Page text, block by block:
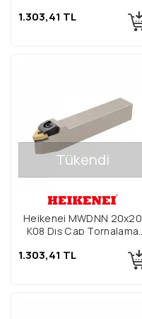
1.303,41 TL
Tükendi
Heikenei MWDNN 20x20
K08 Dış Çap Tornalama
1.303,41 TL